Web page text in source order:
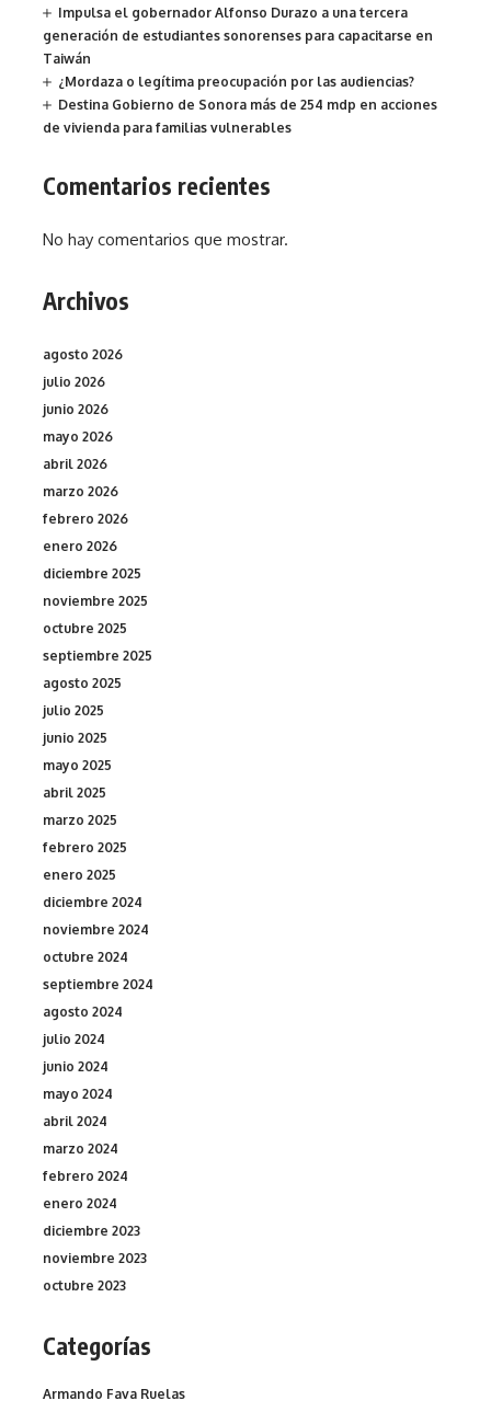
Impulsa el gobernador Alfonso Durazo a una tercera
generación de estudiantes sonorenses para capacitarse en
Taiwán
¿Mordaza o legítima preocupación por las audiencias?
Destina Gobierno de Sonora más de 254 mdp en acciones
de vivienda para familias vulnerables
Comentarios recientes
No hay comentarios que mostrar.
Archivos
agosto 2026
julio 2026
junio 2026
mayo 2026
abril 2026
marzo 2026
febrero 2026
enero 2026
diciembre 2025
noviembre 2025
octubre 2025
septiembre 2025
agosto 2025
julio 2025
junio 2025
mayo 2025
abril 2025
marzo 2025
febrero 2025
enero 2025
diciembre 2024
noviembre 2024
octubre 2024
septiembre 2024
agosto 2024
julio 2024
junio 2024
mayo 2024
abril 2024
marzo 2024
febrero 2024
enero 2024
diciembre 2023
noviembre 2023
octubre 2023
Categorías
Armando Fava Ruelas